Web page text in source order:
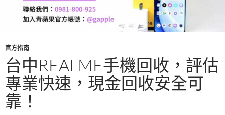
官方指南
台中REALME手機回收，評估
專業快速，現金回收安全可
靠！